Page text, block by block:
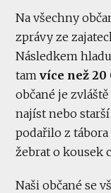
Na všechny
zprávy ze
Následkem
tamvíce než 20
občané je
najíst nebo
podařilo z
žebrat o kousek
Naši občané se